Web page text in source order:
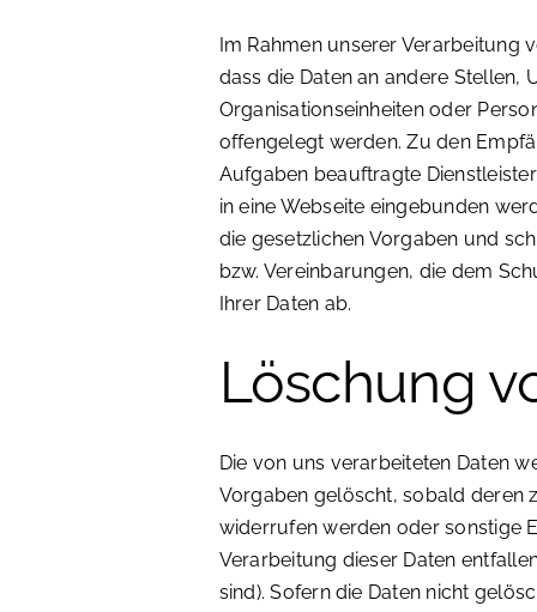
Im Rahmen unserer Verarbeitung
dass die Daten an andere Stellen,
Organisationseinheiten oder
offengelegt werden. Zu den
Aufgaben beauftragte
in eine Webseite eingebunden
die gesetzlichen Vorgaben und
bzw. Vereinbarungen, die dem
Ihrer Daten ab.
Löschung
Die von uns verarbeiteten Daten
Vorgaben gelöscht, sobald deren
widerrufen werden oder sonstige
Verarbeitung dieser Daten
sind). Sofern die Daten nicht